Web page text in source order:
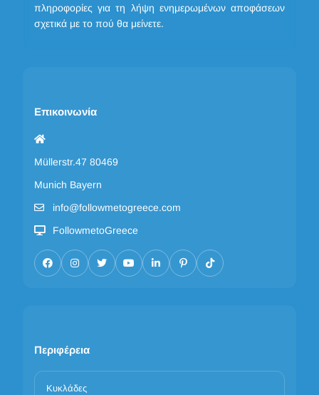
πληροφορίες για τη λήψη ενημερωμένων αποφάσεων
σχετικά με το πού θα μείνετε.
Επικοινωνία
Müllerstr.47 80469
Munich Bayern
info@followmetogreece.com
FollowmetoGreece
Περιφέρεια
Κυκλάδες